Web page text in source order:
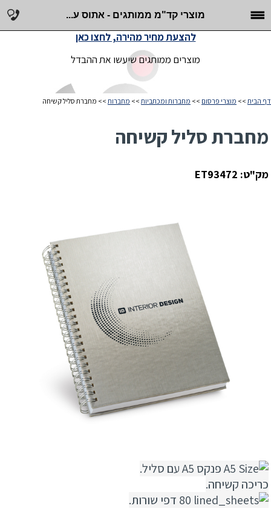
מוצרי קד"מ ממותגים - אתוס ע...
מוצרים ממותגים שיעשו את ההבדל
להצעת מחיר מהירה, לחצו כאן
דף הבית >> מוצרי פרסום >> מחברות ומכתביות >> מחברות >> מחברת סליל קשיחה
מחברת סליל קשיחה
מק"ט: ET93472
פנקס A5 עם סליל.
כריכה קשיחה.